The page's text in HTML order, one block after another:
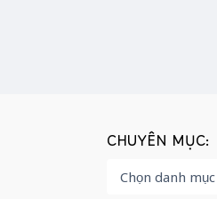
CHUYÊN MỤC: